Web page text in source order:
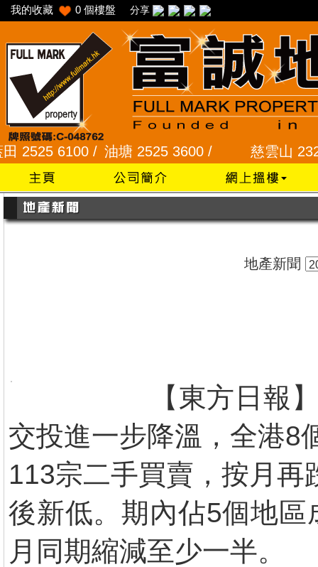
我的收藏 0 個樓盤 分享
6100 / 油塘 2525 3600 / 慈雲山 2328
地產新聞
【東方日報
交投進一步降溫，全港8
113宗二手買賣，按月
後新低。期內佔5個地
月同期縮減至少一半。